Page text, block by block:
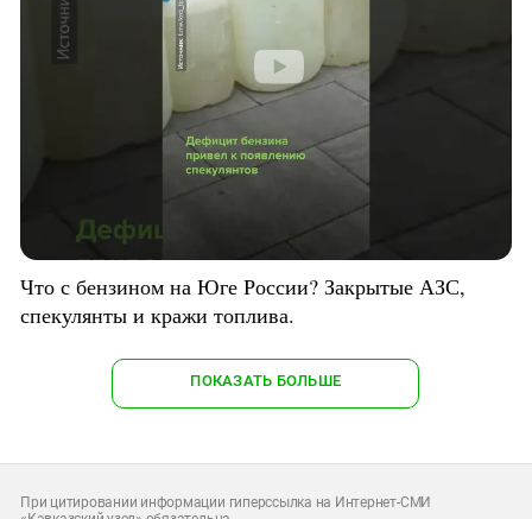
Что с бензином на Юге России? Закрытые АЗС,
спекулянты и кражи топлива.
ПОКАЗАТЬ БОЛЬШЕ
При цитировании информации гиперссылка на Интернет-СМИ